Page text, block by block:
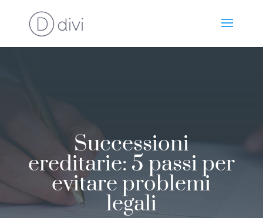
Successioni
ereditarie: 5 passi per
evitare problemi
legali